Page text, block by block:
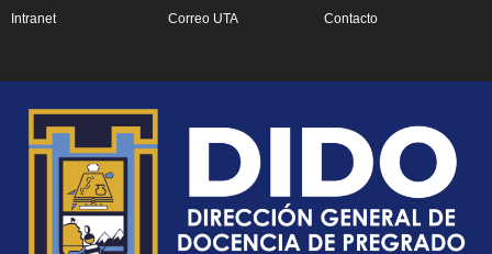
Intranet Correo UTA Contacto